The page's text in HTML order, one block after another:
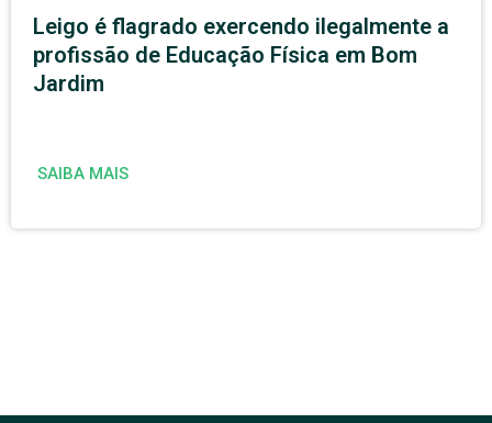
Leigo é flagrado exercendo ilegalmente a
profissão de Educação Física em Bom
Jardim
SAIBA MAIS